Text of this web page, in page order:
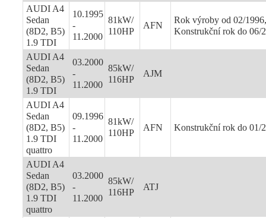
AUDI A4
Sedan
(8D2, B5)
1.9 TDI
10.1995
-
11.2000
81kW/
110HP
AFN
Rok výroby od 02/1996,
Konstrukční rok do 06/
AUDI A4
Sedan
(8D2, B5)
1.9 TDI
03.2000
-
11.2000
85kW/
116HP
AJM
AUDI A4
Sedan
(8D2, B5)
1.9 TDI
quattro
09.1996
-
11.2000
81kW/
110HP
AFN Konstrukční rok do 01/
AUDI A4
Sedan
(8D2, B5)
1.9 TDI
quattro
03.2000
-
11.2000
85kW/
116HP
ATJ